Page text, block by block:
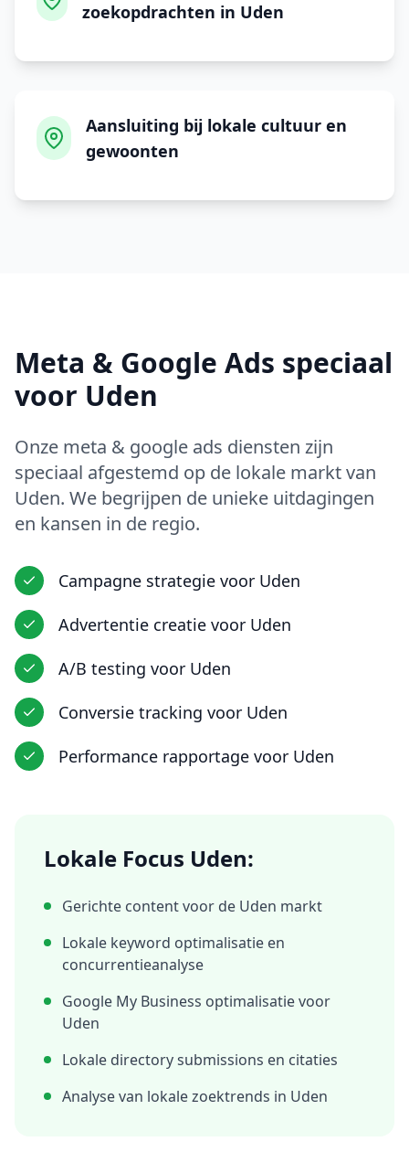
zoekopdrachten in Uden
Aansluiting bij lokale cultuur en
gewoonten
Meta & Google Ads speciaal
voor Uden
Onze meta & google ads diensten zijn
speciaal afgestemd op de lokale markt van
Uden. We begrijpen de unieke uitdagingen
en kansen in de regio.
Campagne strategie voor Uden
Advertentie creatie voor Uden
A/B testing voor Uden
Conversie tracking voor Uden
Performance rapportage voor Uden
Lokale Focus Uden:
Gerichte content voor de Uden markt
Lokale keyword optimalisatie en
concurrentieanalyse
Google My Business optimalisatie voor
Uden
Lokale directory submissions en citaties
Analyse van lokale zoektrends in Uden